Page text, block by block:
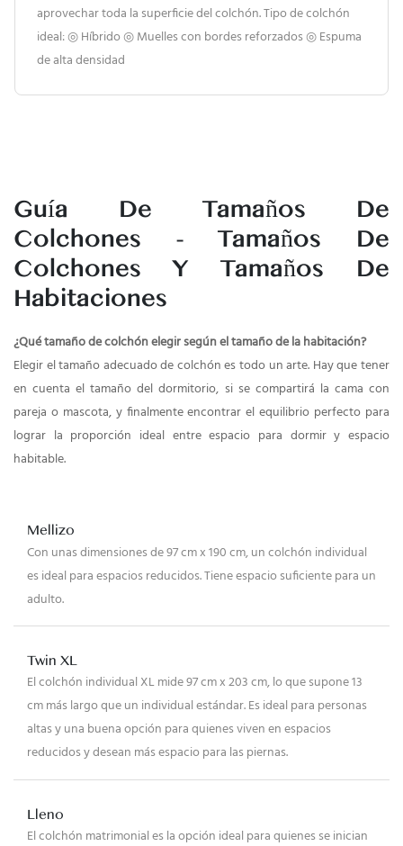
aprovechar toda la superficie del colchón. Tipo de colchón
ideal: ◎ Híbrido ◎ Muelles con bordes reforzados ◎ Espuma
de alta densidad
Guía De Tamaños De
Colchones - Tamaños De
Colchones Y Tamaños De
Habitaciones
¿Qué tamaño de colchón elegir según el tamaño de la habitación?
Elegir el tamaño adecuado de colchón es todo un arte. Hay que tener
en cuenta el tamaño del dormitorio, si se compartirá la cama con
pareja o mascota, y finalmente encontrar el equilibrio perfecto para
lograr la proporción ideal entre espacio para dormir y espacio
habitable.
Mellizo
Con unas dimensiones de 97 cm x 190 cm, un colchón individual
es ideal para espacios reducidos. Tiene espacio suficiente para un
adulto.
Twin XL
El colchón individual XL mide 97 cm x 203 cm, lo que supone 13
cm más largo que un individual estándar. Es ideal para personas
altas y una buena opción para quienes viven en espacios
reducidos y desean más espacio para las piernas.
Lleno
El colchón matrimonial es la opción ideal para quienes se inician